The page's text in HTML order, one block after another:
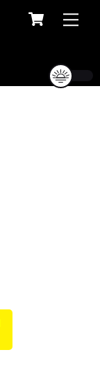
Cart